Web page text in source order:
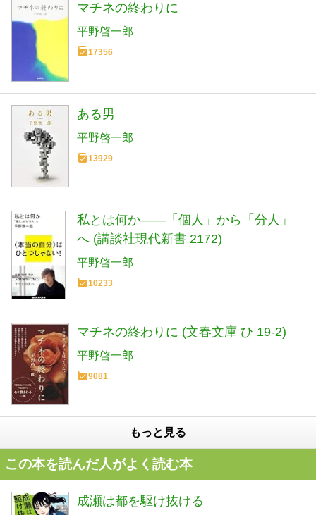
マチネの終わりに
平野啓一郎
17356
ある男
平野啓一郎
13929
私とは何か――「個人」から「分人」
へ (講談社現代新書 2172)
平野啓一郎
10233
マチネの終わりに (文春文庫 ひ 19-2)
平野啓一郎
9081
もっと見る
この本を読んだ人がよく読む本
成瀬は都を駆け抜ける